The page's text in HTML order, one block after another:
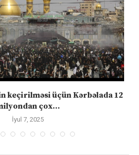
keçirilməsi üçün Kərbəlada 12
çox...
İyul 7, 2025